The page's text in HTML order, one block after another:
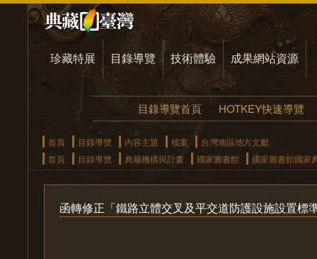
珍藏特展 目錄導覽 技術體驗 成果網站資源
目錄導覽首頁 HOTKEY快速導覽
首頁 目錄導覽 內容主題 檔案
台灣地區地方文獻
首頁
目錄導覽 典藏機構與計畫 國家圖書館 國家圖書館國家
函轉修正「鐵路立體交叉及平交道防護設施設置標